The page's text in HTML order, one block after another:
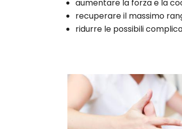
aumentare la forza e la
recuperare il massimo
ridurre le possibili